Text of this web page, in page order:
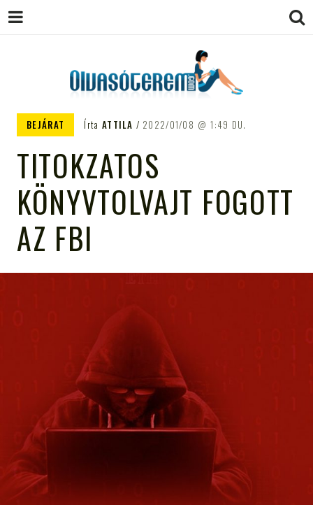
OLVASÓTEREM.COM – AZ
TÁMOGATÓJA
BEJÁRAT Írta ATTILA 2022/01/08 1:49 DU.
TITOKZATOS
KÖNYVTOLVAJT FOGOTT
AZ FBI